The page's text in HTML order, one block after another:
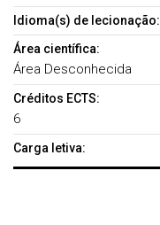
Idioma(s) de lecionação:
Área científica:
Área Desconhecida
Créditos ECTS:
6
Carga letiva: